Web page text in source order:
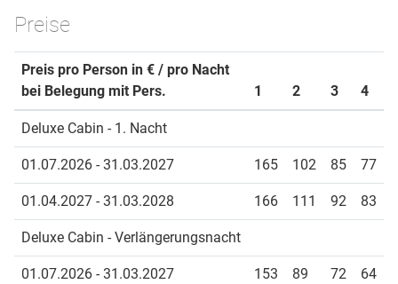
Preise
Preis pro Person in € / pro Nacht
bei Belegung mit Pers.
1 2 3 4
Deluxe Cabin - 1. Nacht
01.07.2026 - 31.03.2027 165 102 85 77
01.04.2027 - 31.03.2028 166 111 92 83
Deluxe Cabin - Verlängerungsnacht
01.07.2026 - 31.03.2027 153 89 72 64